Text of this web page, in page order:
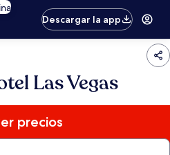
Descargar la app
Las Vegas
precios